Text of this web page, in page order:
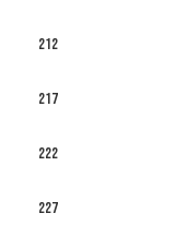
212
217
222
227